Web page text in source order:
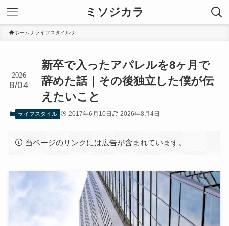
ミソジカラ
ホーム ライフスタイル
新卒で入ったアパレルを8ヶ月で
辞めた話｜その後独立した僕が伝
えたいこと
2026
8/04
ライフスタイル 2017年6月10日 2026年8月4日
当ページのリンクには広告が含まれています。